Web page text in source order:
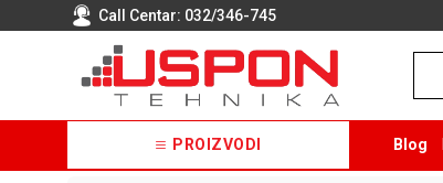
Call Centar: 032/346-745
PROIZVODI Blog